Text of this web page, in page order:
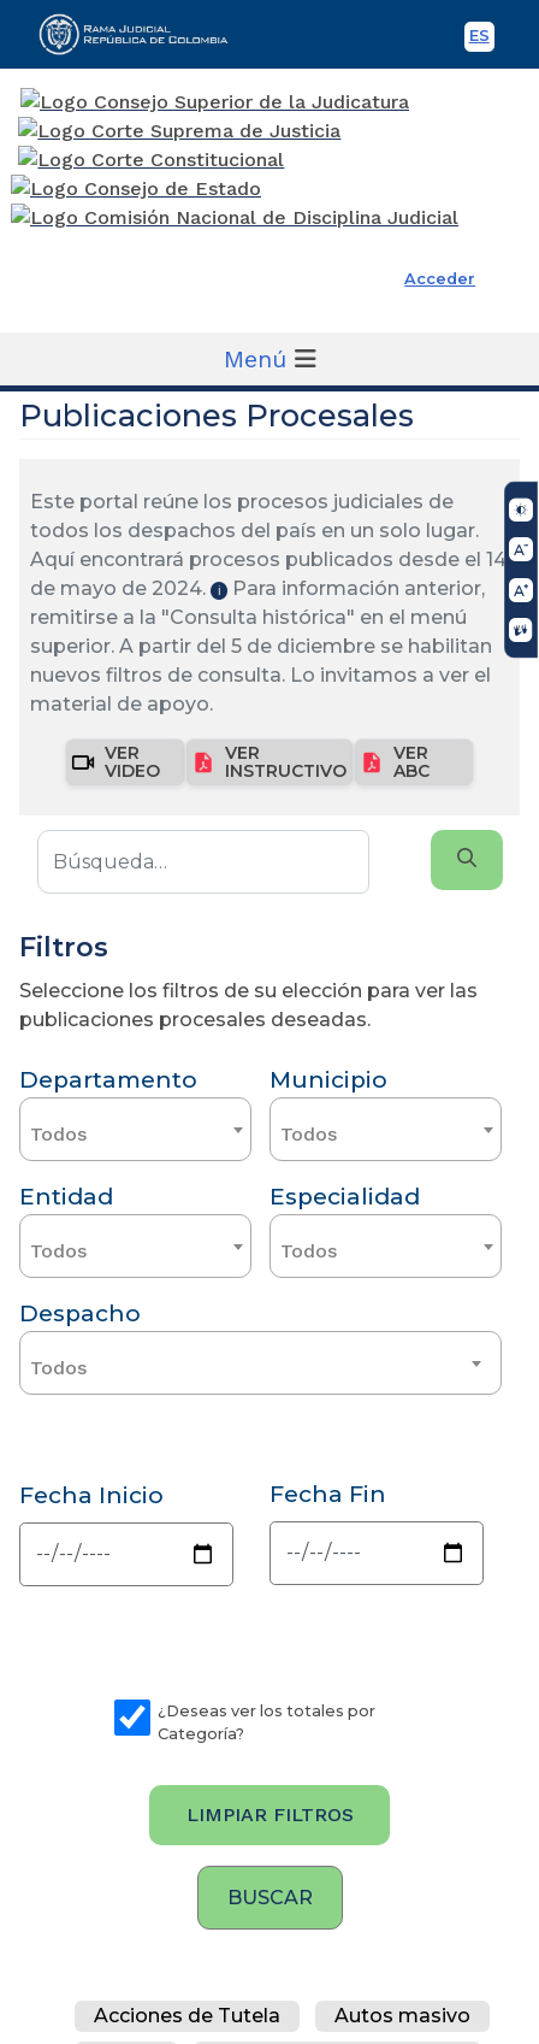
ES
Rama Judicial
Acceder
Menú
Publicaciones Procesales
Este portal reúne los procesos judiciales de
todos los despachos del país en un solo lugar.
Aquí encontrará procesos publicados desde el 14
de mayo de 2024.
ℹ️
Para información anterior,
remitirse a la "Consulta histórica" en el menú
superior. A partir del 5 de diciembre se habilitan
nuevos filtros de consulta. Lo invitamos a ver el
material de apoyo.
VER
VIDEO
VER
INSTRUCTIVO
VER
ABC
Filtros
Seleccione los filtros de su elección para ver las
publicaciones procesales deseadas.
Departamento
Todos
Municipio
Todos
Entidad
Todos
Especialidad
Todos
Despacho
Todos
Fecha Inicio Fecha Fin
¿Deseas ver los totales por
Categoría?
LIMPIAR FILTROS
Acciones de Tutela
Autos masivo